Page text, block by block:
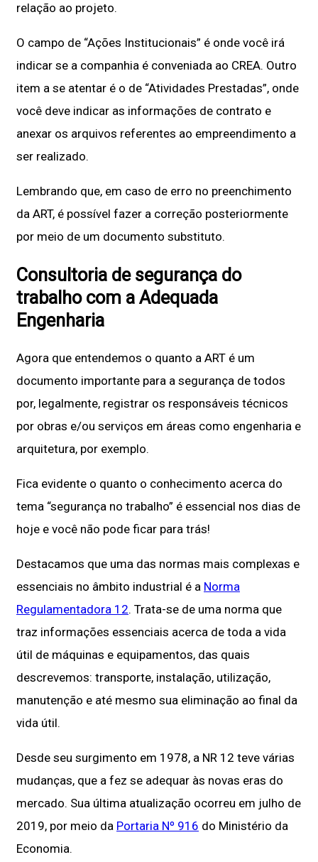
relação ao projeto.
O campo de “Ações Institucionais” é onde você irá
indicar se a companhia é conveniada ao CREA. Outro
item a se atentar é o de “Atividades Prestadas”, onde
você deve indicar as informações de contrato e
anexar os arquivos referentes ao empreendimento a
ser realizado.
Lembrando que, em caso de erro no preenchimento
da ART, é possível fazer a correção posteriormente
por meio de um documento substituto.
Consultoria de segurança do
trabalho com a Adequada
Engenharia
Agora que entendemos o quanto a ART é um
documento importante para a segurança de todos
por, legalmente, registrar os responsáveis técnicos
por obras e/ou serviços em áreas como engenharia e
arquitetura, por exemplo.
Fica evidente o quanto o conhecimento acerca do
tema “segurança no trabalho” é essencial nos dias de
hoje e você não pode ficar para trás!
Destacamos que uma das normas mais complexas e
essenciais no âmbito industrial é a Norma
Regulamentadora 12. Trata-se de uma norma que
traz informações essenciais acerca de toda a vida
útil de máquinas e equipamentos, das quais
descrevemos: transporte, instalação, utilização,
manutenção e até mesmo sua eliminação ao final da
vida útil.
Desde seu surgimento em 1978, a NR 12 teve várias
mudanças, que a fez se adequar às novas eras do
mercado. Sua última atualização ocorreu em julho de
2019, por meio da Portaria Nº 916 do Ministério da
Economia.